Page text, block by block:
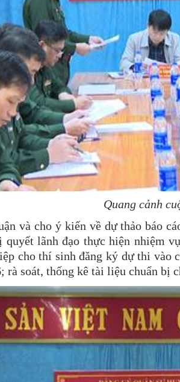
Quang cảnh
và cho ý kiến về dự thảo báo
lãnh đạo thực hiện nhiệm
cho thí sinh đăng ký dự thi
rà soát, thống kê tài liệu chuẩn bị